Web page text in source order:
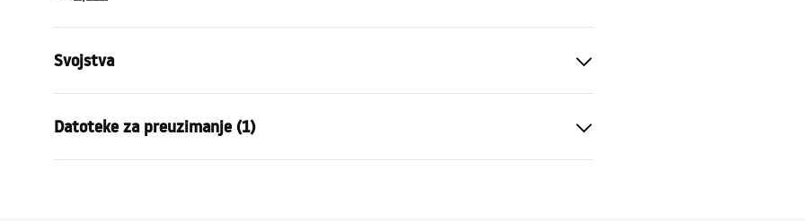
Svojstva
Materijal
Boja
Zlatni
Datoteke za preuzimanje (1)